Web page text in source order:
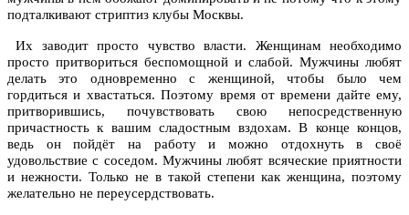
подталкивают стриптиз клубы Москвы.
Их заводит просто чувство власти. Женщинам необходимо
просто притвориться беспомощной и слабой. Мужчины любят
делать это одновременно с женщиной, чтобы было чем
гордиться и хвастаться. Поэтому время от времени дайте ему,
притворившись, почувствовать свою непосредственную
причастность к вашим сладостным вздохам. В конце концов,
ведь он пойдёт на работу и можно отдохнуть в своё
удовольствие с соседом. Мужчины любят всяческие приятности
и нежности. Только не в такой степени как женщина, поэтому
желательно не переусердствовать.